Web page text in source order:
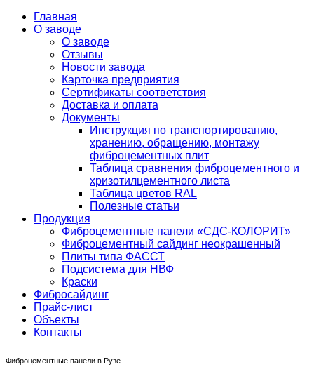
Главная
О заводе
О заводе
Отзывы
Новости завода
Карточка предприятия
Сертификаты соответствия
Доставка и оплата
Документы
Инструкция по транспортированию,
хранению, обращению, монтажу
фиброцементных плит
Таблица сравнения фиброцементного и
хризотилцементного листа
Таблица цветов RAL
Полезные статьи
Продукция
Фиброцементные панели «СДС-КОЛОРИТ»
Фиброцементный сайдинг неокрашенный
Плиты типа ФАССТ
Подсистема для НВФ
Краски
Фибросайдинг
Прайс-лист
Объекты
Контакты
Фиброцементные панели в Рузе